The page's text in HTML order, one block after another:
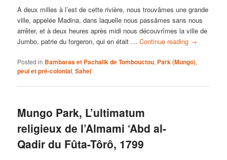
A deux milles à l’est de cette rivière, nous trouvâmes une grande
ville, appelée Madina, dans laquelle nous passâmes sans nous
arrêter, et à deux heures après midi nous découvrîmes la ville de
Jumbo, patrie du forgeron, qui en était …Continue reading →
Posted in Bambaras et Pachalik de Tombouctou, Park (Mungo),
peul et pré-colonial,Sahel
Mungo Park, L’ultimatum
religieux de l’Almami ‘Abd al-
Qadir du Fûta-Tôrô, 1799